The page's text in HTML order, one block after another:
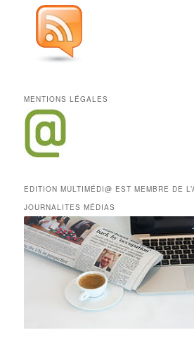
MENTIONS LÉGALES
EDITION MULTIMÉDI@ EST MEMBRE DE
JOURNALITES MÉDIAS